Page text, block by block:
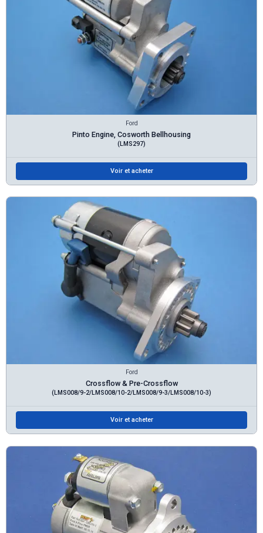
Ford
Pinto Engine, Cosworth Bellhousing
(LMS297)
Voir et acheter
Ford
Crossflow & Pre-Crossflow
(LMS008/9-2/LMS008/10-2/LMS008/9-3/LMS008/10-3)
Voir et acheter